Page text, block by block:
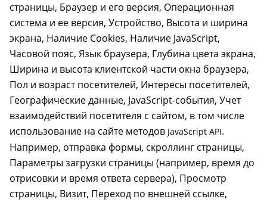
страницы, Браузер и его версия, Операционная
система и ее версия, Устройство, Высота и ширина
экрана, Наличие Cookies, Наличие JavaScript,
Часовой пояс, Язык браузера, Глубина цвета экрана,
Ширина и высота клиентской части окна браузера,
Пол и возраст посетителей, Интересы посетителей,
Географические данные, JavaScript-события, Учет
взаимодействий посетителя с сайтом, в том числе
использование на сайте методов JavaScript API.
Например, отправка формы, скроллинг страницы,
Параметры загрузки страницы (например, время до
отрисовки и время ответа сервера), Просмотр
страницы, Визит, Переход по внешней ссылке,